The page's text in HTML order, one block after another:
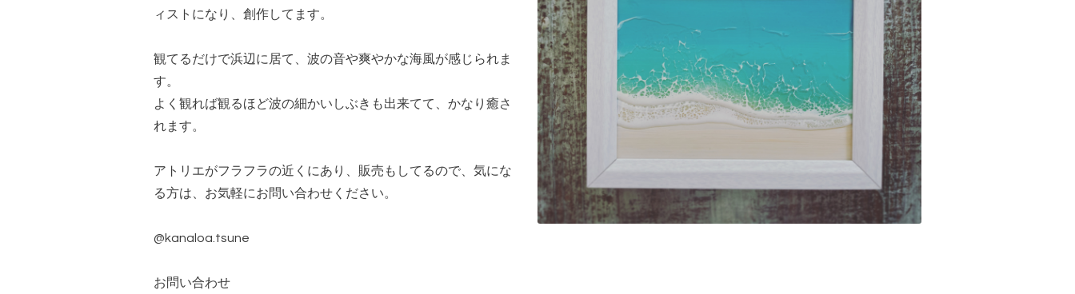
ィストになり、創作してます。
観てるだけで浜辺に居て、波の音や爽やかな海風が感じられま
す。
よく観れば観るほど波の細かいしぶきも出来てて、かなり癒さ
れます。
アトリエがフラフラの近くにあり、販売もしてるので、気にな
る方は、お気軽にお問い合わせください。
@kanaloa.tsune
お問い合わせ